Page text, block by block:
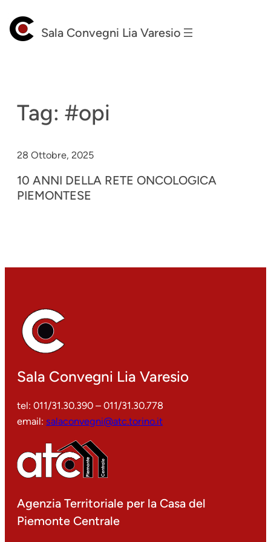
al
contenuto
Sala Convegni Lia Varesio
Tag: #opi
28 Ottobre, 2025
10 ANNI DELLA RETE ONCOLOGICA
PIEMONTESE
Sala Convegni Lia Varesio
tel: 011/31.30.390 – 011/31.30.778
email: salaconvegni@atc.torino.it
Agenzia Territoriale per la Casa del
Piemonte Centrale